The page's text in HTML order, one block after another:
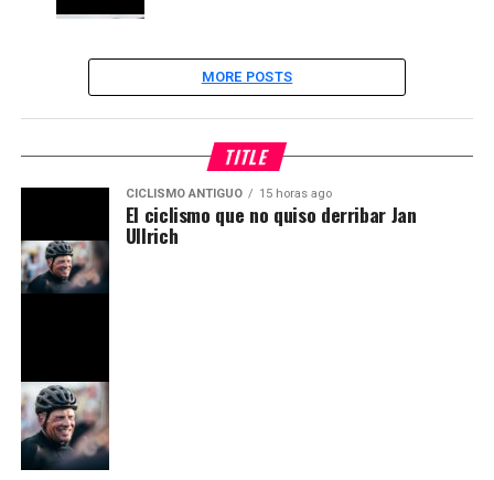
MORE POSTS
TITLE
CICLISMO ANTIGUO 15 horas ago
El ciclismo que no quiso derribar Jan
Ullrich